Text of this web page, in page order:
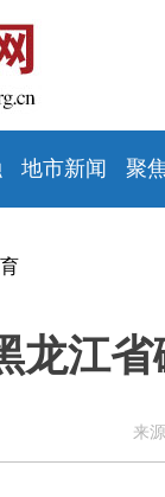
地市新闻 聚
龙江
来